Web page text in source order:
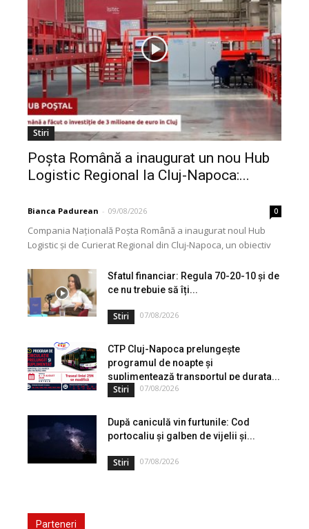
Stiri
Poșta Română a inaugurat un nou Hub
Logistic Regional la Cluj-Napoca:...
Bianca Padurean - 09/08/2026 0
Compania Națională Poșta Română a inaugurat noul Hub
Logistic și de Curierat Regional din Cluj-Napoca, un obiectiv
Sfatul financiar: Regula 70-20-10 și de
ce nu trebuie să îți...
Stiri 07/08/2026
CTP Cluj-Napoca prelungește
programul de noapte și
suplimentează transportul pe durata...
Stiri 07/08/2026
După caniculă vin furtunile: Cod
portocaliu și galben de vijelii și...
Stiri 07/08/2026
Parteneri